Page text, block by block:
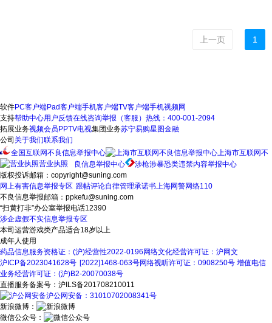
上一页 1
软件PC客户端Pad客户端手机客户端TV客户端手机视频网
支持帮助中心用户反馈在线咨询举报（客服）热线：400-001-2094
拓展业务视频会员 PPTV电视集团业务苏宁易购星图金融
公司 关于我们联系我们
全国互联网不良信息举报中心
上海市互联网不
良信息举报中心
涉枪涉暴恐类违禁内容举报中心
营业执照
版权投诉邮箱：copyright@suning.com
跟帖评论自律管理承诺书
网上有害信息举报专区
上海网警网络110
不良信息举报邮箱：ppkefu@suning.com
“扫黄打非”办公室举报电话12390
涉企虚假不实信息举报专区
本司运营游戏类产品适合18岁以上
成年人使用
药品信息服务资格证：(沪)经营性2022-0196 网络文化经营许可证：沪网文
[2022]1468-063号
沪ICP备2023041628号 网络视听许可证：0908250号 增值电信
业务经营许可证：(沪)B2-20070038号
直播服务备案号：沪ILS备201708210011
沪公网安备：31010702008341号
新浪微博：
微信公众号：